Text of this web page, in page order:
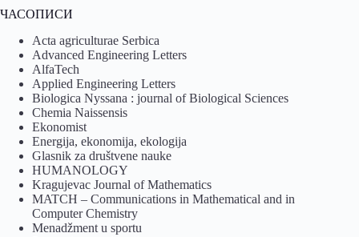
ЧАСОПИСИ
Acta agriculturae Serbica
Advanced Engineering Letters
AlfaTech
Applied Engineering Letters
Biologica Nyssana : journal of Biological Sciences
Chemia Naissensis
Ekonomist
Energija, ekonomija, ekologija
Glasnik za društvene nauke
HUMANOLOGY
Kragujevac Journal of Mathematics
MATCH – Communications in Mathematical and in
Computer Chemistry
Menadžment u sportu